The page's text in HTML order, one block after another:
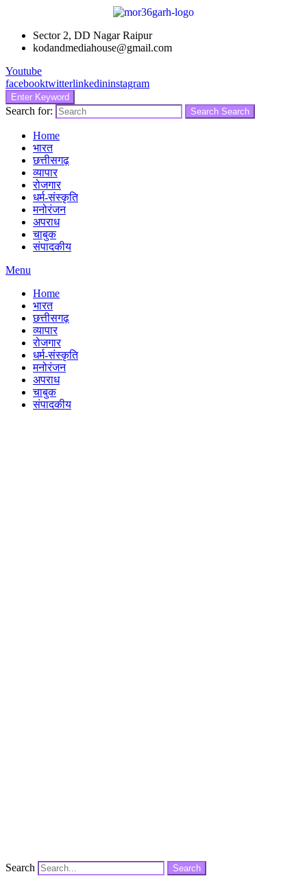
Sector 2, DD Nagar Raipur
kodandmediahouse@gmail.com
Youtube
facebooktwitterlinkedininstagram
Enter Keyword
Search for: Search Search
Home
भारत
छत्तीसगढ़
व्यापार
रोजगार
धर्म-संस्कृति
मनोरंजन
अपराध
चाबुक
संपादकीय
Menu
Home
भारत
छत्तीसगढ़
व्यापार
रोजगार
धर्म-संस्कृति
मनोरंजन
अपराध
चाबुक
संपादकीय
Search Search